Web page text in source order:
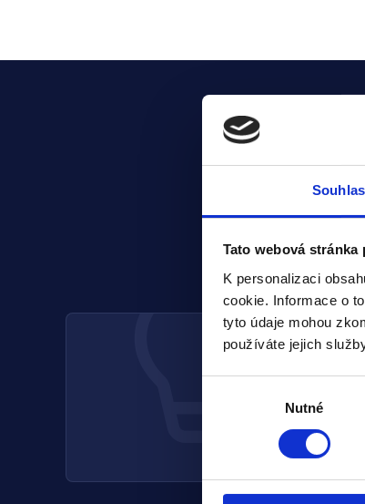
Souhlas
Tato webová stránka
K personalizaci
cookie. Informace o
tyto údaje mohou
používáte jejich
Nutnéže až